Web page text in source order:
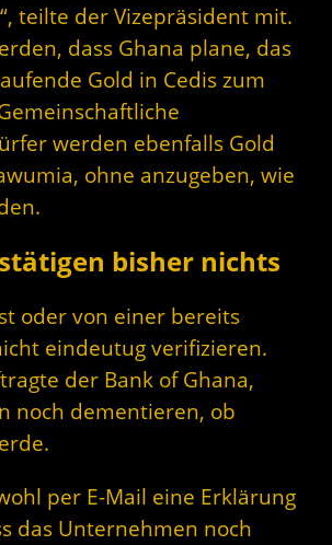
teilte der Vizepräsident mit.
dass Ghana plane, das
Gold in Cedis zum
werden ebenfalls Gold
ohne anzugeben, wie
bisher nichts
oder von einer bereits
eindeutug verifizieren.
der Bank of Ghana,
noch dementieren, ob
per E-Mail eine Erklärung
das Unternehmen noch